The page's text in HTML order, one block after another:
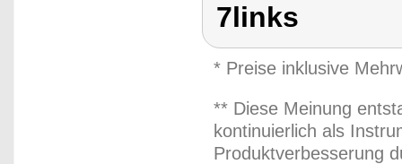
7links
* Preise inklusive
** Diese Meinung
kontinuierlich als
Produktverbesserung